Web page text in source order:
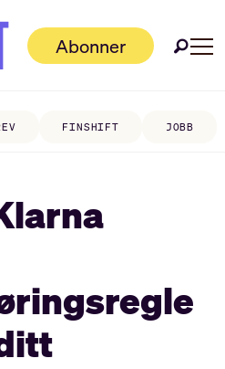
Abonner
FINSHIFT JOBB